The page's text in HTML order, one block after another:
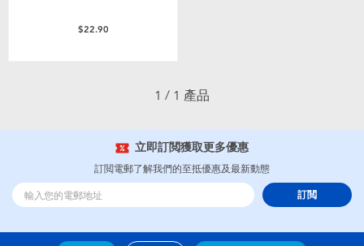
戶外及運動用品
毛毛公仔玩具
夏日用品
Fuggler
$22.90
1 / 1 產品
立即訂閲獲取更多優惠
訂閲電郵了解我們的至抵優惠及最新動態
訂閲